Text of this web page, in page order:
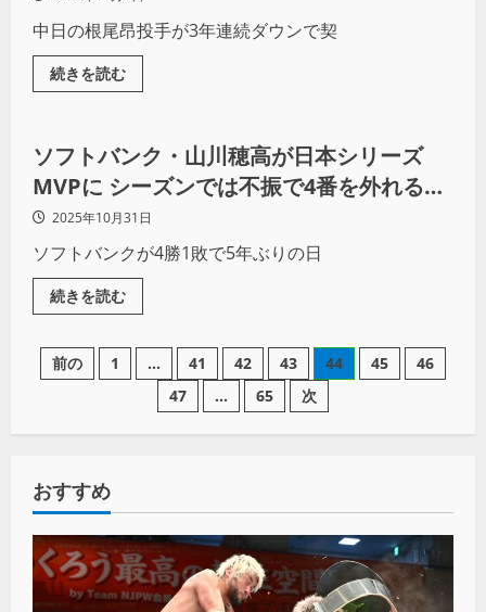
ンに臨む
中日の根尾昂投手が3年連続ダウンで契
続きを読む
野球
ソフトバンク・山川穂高が日本シリーズ
MVPに シーズンでは不振で4番を外れる
も、大舞台で掴んだ“アーリーワーク”での
感覚
2025年10月31日
ソフトバンクが4勝1敗で5年ぶりの日
続きを読む
前の 1 … 41 42 43 44 45
46
47
… 65 次
おすすめ